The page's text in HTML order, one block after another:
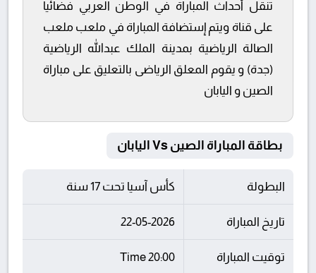
تنقل أحداث المباراة في الوطن العربي فضائيا
على قناة ويتم إستضافة المباراة في ملعب ملعب
الصالة الرياضية بمدينة الملك عبدالله الرياضية
(جدة) و يقوم المعلق الرياضى بالتعليق على مباراة
الصين و اليابان
بطاقة المباراة الصين Vs اليابان
البطولة كأس آسيا تحت 17 سنة
تاريخ المباراة 22-05-2026
توقيت المباراة 20:00 Time